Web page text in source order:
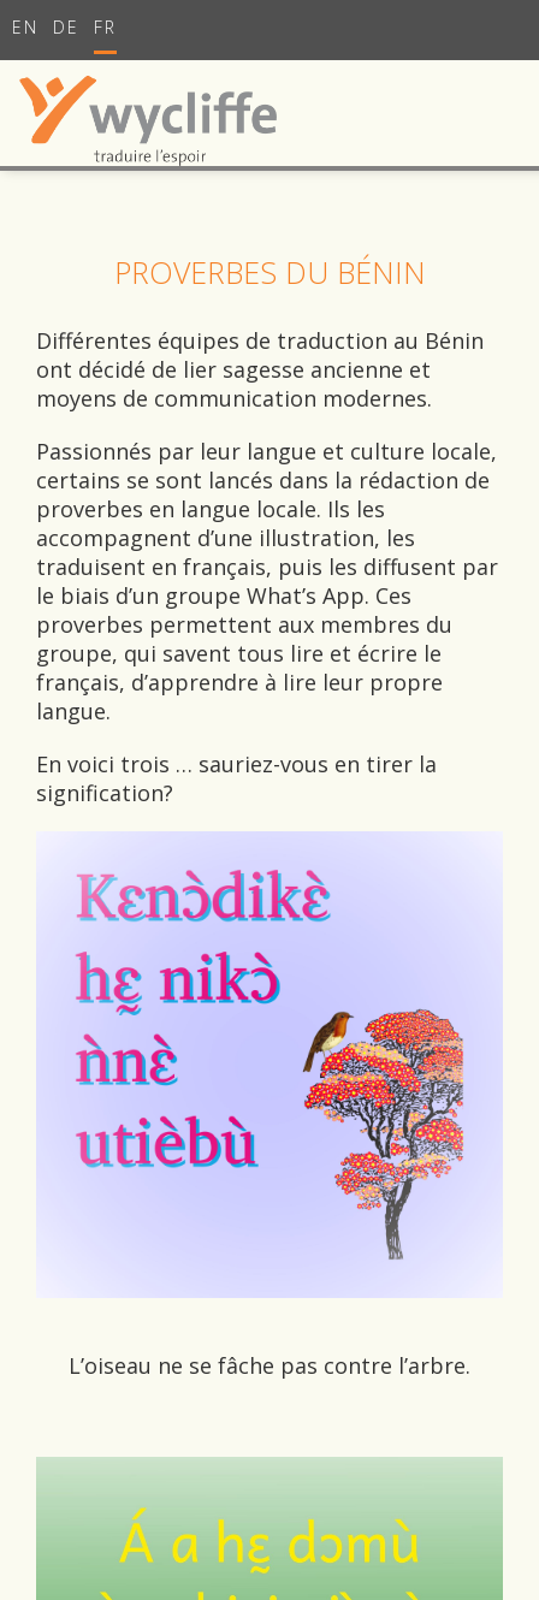
EN DE FR
PROVERBES DU BÉNIN
Différentes équipes de traduction au Bénin
ont décidé de lier sagesse ancienne et
moyens de communication modernes.
Passionnés par leur langue et culture locale,
certains se sont lancés dans la rédaction de
proverbes en langue locale. Ils les
accompagnent d’une illustration, les
traduisent en français, puis les diffusent par
le biais d’un groupe What’s App. Ces
proverbes permettent aux membres du
groupe, qui savent tous lire et écrire le
français, d’apprendre à lire leur propre
langue.
En voici trois … sauriez-vous en tirer la
signification?
L’oiseau ne se fâche pas contre l’arbre.